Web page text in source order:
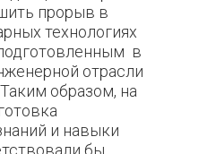
прорыв в
технологиях
в
отрасли
образом, на
и навыки
бы